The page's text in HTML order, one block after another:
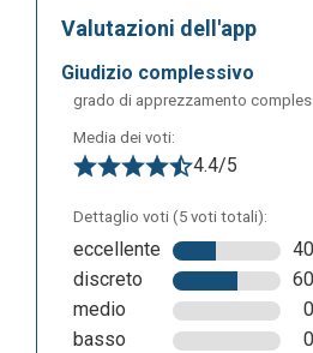
con la creazione della
Valutazioni dell'app
giudizio complessivo
grado di apprezzamento
Media dei voti:
4.4/5
Dettaglio voti (5 voti totali):
eccellente
discreto
medio
basso